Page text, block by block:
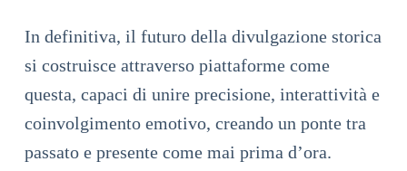
In definitiva, il futuro della divulgazione storica
si costruisce attraverso piattaforme come
questa, capaci di unire precisione, interattività e
coinvolgimento emotivo, creando un ponte tra
passato e presente come mai prima d’ora.